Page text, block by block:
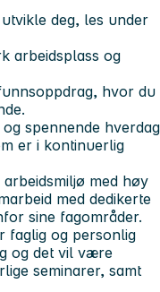
deg, les under
arbeidsplass og
hvor du
spennende hverdag
er i kontinuerlig
med høy
med dedikerte
sine fagområder.
faglig og personlig
og det vil være
seminarer, samt